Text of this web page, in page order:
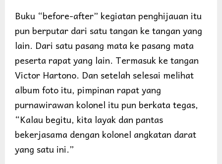
Buku “before-after” kegiatan penghijauan itu
pun berputar dari satu tangan ke tangan yang
lain. Dari satu pasang mata ke pasang mata
peserta rapat yang lain. Termasuk ke tangan
Victor Hartono. Dan setelah selesai melihat
album foto itu, pimpinan rapat yang
purnawirawan kolonel itu pun berkata tegas,
“Kalau begitu, kita layak dan pantas
bekerjasama dengan kolonel angkatan darat
yang satu ini.”